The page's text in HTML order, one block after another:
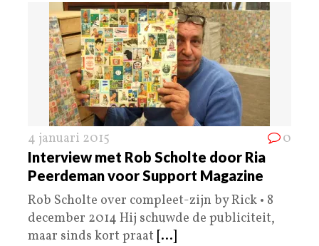
4 januari 2015 0
Interview met Rob Scholte door Ria
Peerdeman voor Support Magazine
Rob Scholte over compleet-zijn by Rick • 8
december 2014 Hij schuwde de publiciteit,
maar sinds kort praat [...]